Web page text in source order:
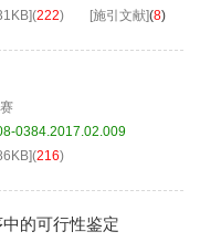
](222) [施引文献](8)
0384.2017.02.009
](216)
的可行性鉴定